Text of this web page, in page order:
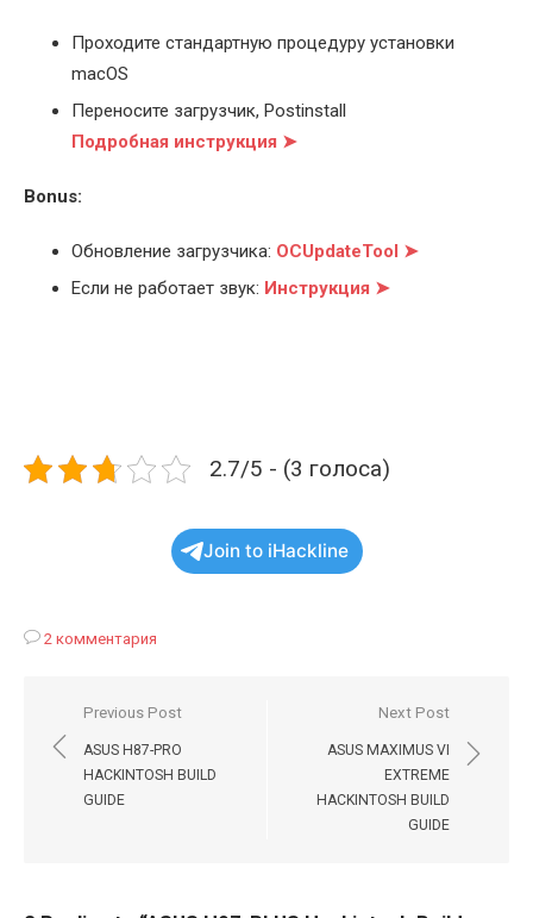
Проходите стандартную процедуру установки
macOS
Переносите загрузчик, Postinstall
Подробная инструкция ➤
Bonus:
Обновление загрузчика: OCUpdateTool ➤
Если не работает звук: Инструкция ➤
2.7/5 - (3 голоса)
Join to iHackline
2 комментария
Навигация
по
записям
Previous Post
ASUS H87-PRO
HACKINTOSH BUILD
GUIDE
Next Post
ASUS MAXIMUS VI
EXTREME
HACKINTOSH BUILD
GUIDE